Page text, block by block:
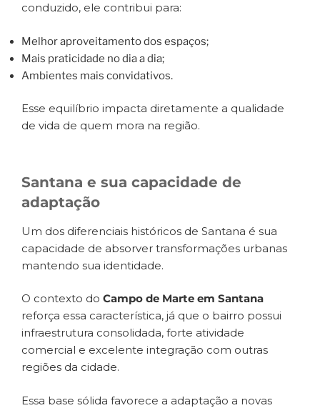
conduzido, ele contribui para:
Melhor aproveitamento dos espaços;
Mais praticidade no dia a dia;
Ambientes mais convidativos.
Esse equilíbrio impacta diretamente a qualidade
de vida de quem mora na região.
Santana e sua capacidade de
adaptação
Um dos diferenciais históricos de Santana é sua
capacidade de absorver transformações urbanas
mantendo sua identidade.
O contexto do Campo de Marte em Santana
reforça essa característica, já que o bairro possui
infraestrutura consolidada, forte atividade
comercial e excelente integração com outras
regiões da cidade.
Essa base sólida favorece a adaptação a novas